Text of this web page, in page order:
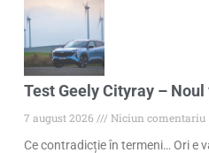
Test Geely Cityray –
7 august 2026
Niciun comentariu
Ce contradicție în termeni… Ori e